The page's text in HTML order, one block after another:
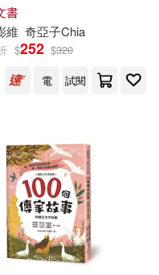
書
維 奇亞子Chia
$252 $320
電
試閱